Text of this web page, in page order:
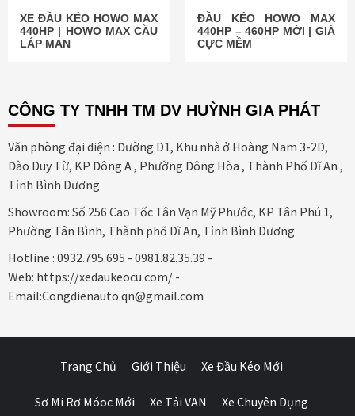
XE ĐẦU KÉO HOWO MAX
440HP | HOWO MAX CẦU
LÁP MAN
ĐẦU KÉO HOWO MAX
440HP – 460HP MỚI | GIÁ
CỰC MỀM
CÔNG TY TNHH TM DV HUỲNH GIA PHÁT
Văn phòng đại diện : Đường D1, Khu nhà ở Hoàng Nam 3-2D,
Đào Duy Từ, KP Đông A , Phường Đông Hòa , Thành Phố Dĩ An ,
Tỉnh Bình Dương
Showroom: Số 256 Cao Tốc Tân Vạn Mỹ Phước, KP Tân Phú 1,
Phường Tân Bình, Thành phố Dĩ An, Tỉnh Bình Dương
Hotline : 0932.795.695 - 0981.82.35.39 -
Web: https://xedaukeocu.com/ -
Email:Congdienauto.qn@gmail.com
Trang Chủ Giới Thiệu Xe Đầu Kéo Mới
Sơ Mi Rơ Móoc Mới Xe Tải VAN Xe Chuyên Dụng